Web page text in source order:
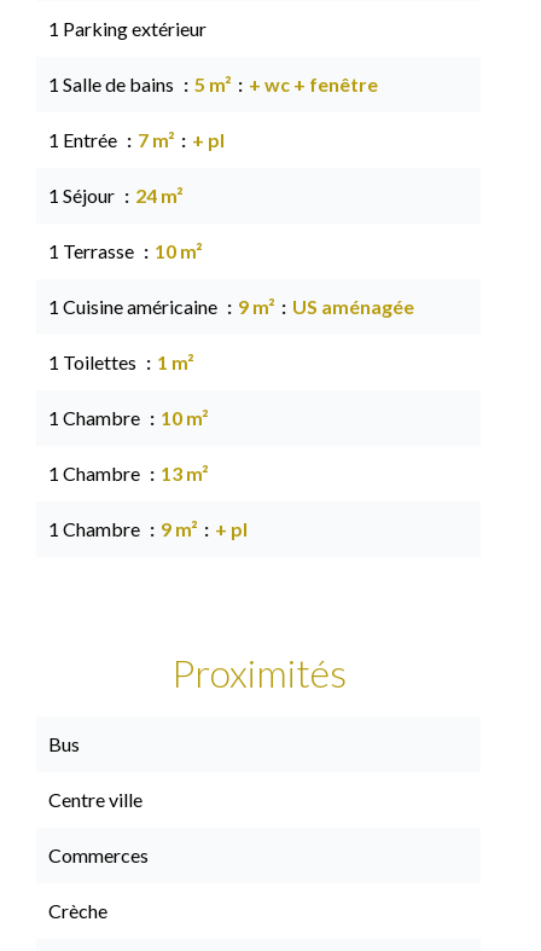
1 Parking extérieur
1 Salle de bains 5 m² + wc + fenêtre
1 Entrée 7 m² + pl
1 Séjour 24 m²
1 Terrasse 10 m²
1 Cuisine américaine 9 m² US aménagée
1 Toilettes 1 m²
1 Chambre 10 m²
1 Chambre 13 m²
1 Chambre 9 m² + pl
Proximités
Bus
Centre ville
Commerces
Crèche